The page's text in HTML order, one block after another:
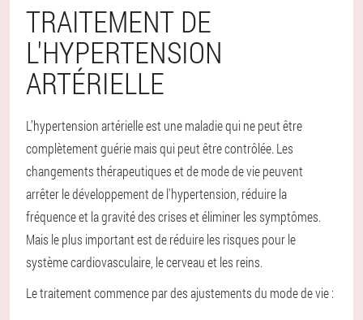
TRAITEMENT DE
L'HYPERTENSION
ARTÉRIELLE
L’hypertension artérielle est une maladie qui ne peut être
complètement guérie mais qui peut être contrôlée. Les
changements thérapeutiques et de mode de vie peuvent
arrêter le développement de l'hypertension, réduire la
fréquence et la gravité des crises et éliminer les symptômes.
Mais le plus important est de réduire les risques pour le
système cardiovasculaire, le cerveau et les reins.
Le traitement commence par des ajustements du mode de vie :